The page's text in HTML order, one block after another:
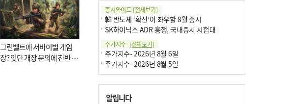
그린벨트에 서바이벌 게임
장? 잇단 개장 문의에 찬반 논
증시와이드 [전체보기]
韓 반도체 ‘확신’이 좌우할 8월 증시
SK하이닉스 ADR 흥행, 국내증시 시험대
주가지수- [전체보기]
주가지수- 2026년 8월 6일
주가지수- 2026년 8월 5일
알립니다